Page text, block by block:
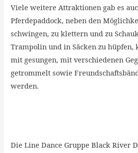
Viele weitere Attraktionen gab es
Pferdepaddock, neben den
schwingen, zu klettern und zu
Trampolin und in Säcken zu hüpfen,
mit gesungen, mit verschiedenen
getrommelt sowie
werden.
Die Line Dance Gruppe Black River